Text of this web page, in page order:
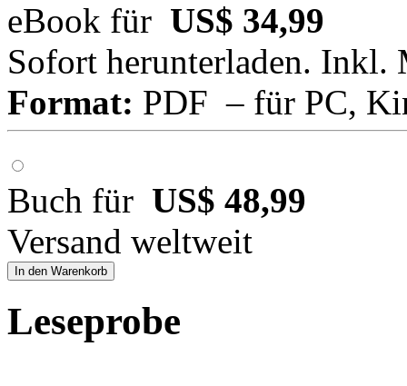
eBook für US$ 34,99
Sofort herunterladen. Inkl.
Format: PDF – für PC,
Buch für US$ 48,99
Versand weltweit
In den Warenkorb
Leseprobe